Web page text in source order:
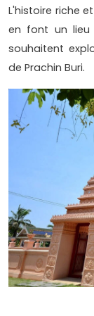
L'histoire riche
en font un lieu
souhaitent
de Prachin Buri.